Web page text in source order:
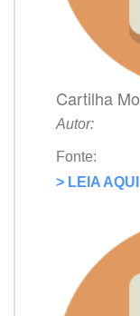
Cartilha
Autor:
Fonte:
> LEIA AQUI